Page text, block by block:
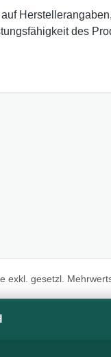
des
exkl. gesetzl.